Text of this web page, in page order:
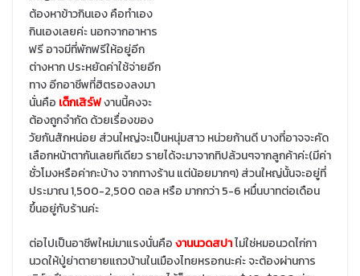
ต้องหาข้าวกินเอง คือทำเอง
กินเองเลยค่ะ นอกจากอาหาร
ฟรี อาจมีที่พักฟรีให้อยู่อีก
ต่างหาก ประหยัดค่าใช้จ่ายอีก
ทาง อีกอาชีพที่ฮิตรองลงมา
นั่นคือ เด็กเสิร์ฟงานนี้คงจะ
ต้องถูกจำกัด ด้วยเรื่องของ
วัยกันสักหน่อย ส่วนใหญ่จะเป็นหนุ่มสาว หน่วยก้านดี บางที่อาจจะคัด
เลือกหน้าตากันเลยทีเดียว รายได้จะมาจากทิปล้วนๆจากลูกค้าค่ะ(มีค่า
ชั่วโมงหรือค่ากะบ้าง จากทางร้าน แต่น้อยมากๆ) ส่วนใหญ่นั้นจะอยู่ที่
ประมาณ 1,500-2,500 ดอล หรือ มากกว่า 5-6 หมื่นบาทต่อเดือน
ขึ้นอยู่กับร้านค่ะ
ต่อไปเป็นอาชีพใหม่มาแรงนั่นคืองานนวดสปาไม่ใช่หมอนวดไก่กา
นวดให้ปู่ย่าตายายแถวบ้านในเมืองไทยหรอกนะค่ะ จะต้องผ่านการ